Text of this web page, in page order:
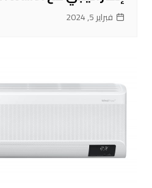
فبراير 5, 2024